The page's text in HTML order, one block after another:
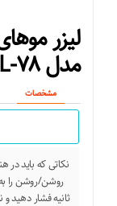
لیزر
مدل RL-۷۸
مشخصات